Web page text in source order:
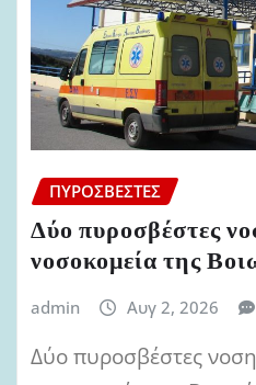
ΠΥΡΟΣΒΈΣΤΕΣ
Δύο πυροσβέστες
νοσοκομεία της
admin Αυγ 2, 2026
Δύο πυροσβέστες